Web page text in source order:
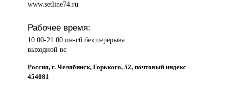
www.setline74.ru
Рабочее время:
10.00-21.00 пн-сб без перерыва
выходной вс
Россия, г. Челябинск, Горького, 52, почтовый индекс
454081